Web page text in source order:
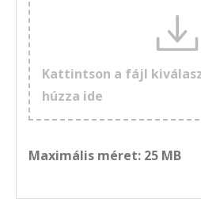
Kattintson a fájl
húzza ide
Maximális méret: 25 MB